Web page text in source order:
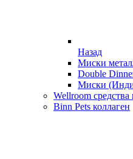
Назад
Миски
Double
Миски
Wellroom
Binn Pets коллаген